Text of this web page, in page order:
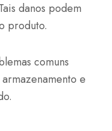
danos podem
produto.
comuns
e